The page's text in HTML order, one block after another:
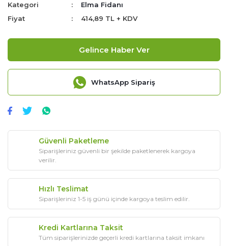
Kategori
Elma Fidanı
Fiyat
414,89 TL + KDV
Gelince Haber Ver
WhatsApp Sipariş
Güvenli Paketleme
Siparişleriniz güvenli bir şekilde paketlenerek kargoya
verilir.
Hızlı Teslimat
Siparişleriniz 1-5 iş günü içinde kargoya teslim edilir.
Kredi Kartlarına Taksit
Tüm siparişlerinizde geçerli kredi kartlarına taksit imkanı